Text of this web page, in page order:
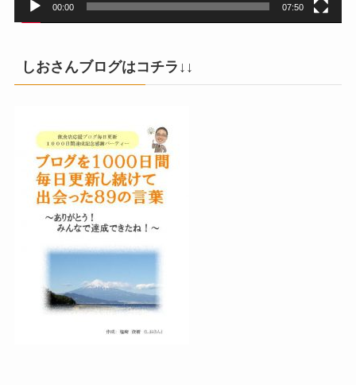
00:00 07:50
しおさんブログはコチラ↓↓